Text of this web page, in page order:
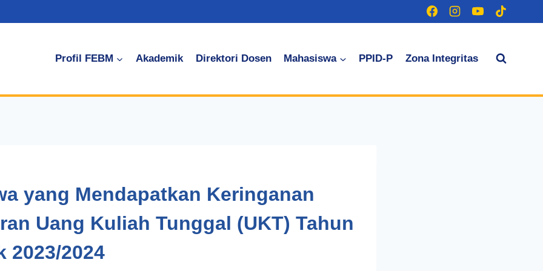
Profil FEBM
Akademik Direktori Dosen Mahasiswa PPID-P Zona Integritas
yang Mendapatkan Keringanan
Uang Kuliah Tunggal (UKT) Tahun
2023/2024